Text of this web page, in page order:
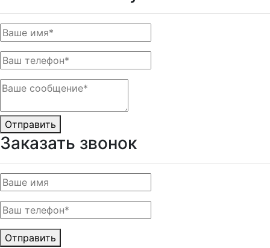
Отправить
Заказать звонок
Отправить